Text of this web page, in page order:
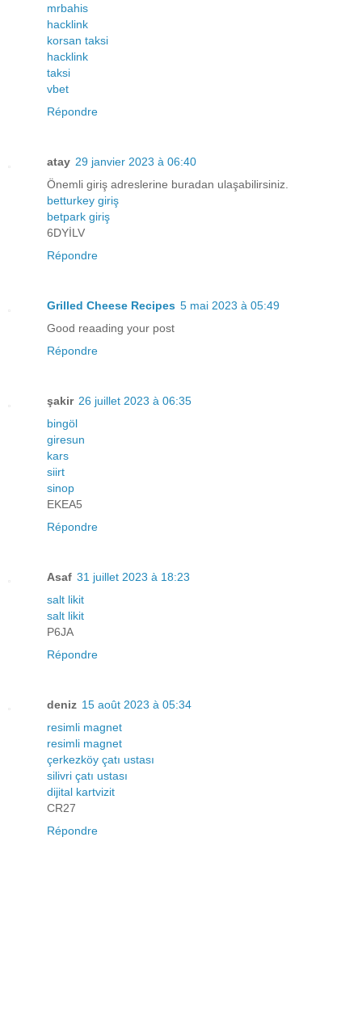
mrbahis
hacklink
korsan taksi
hacklink
taksi
vbet
Répondre
atay 29 janvier 2023 à 06:40
Önemli giriş adreslerine buradan ulaşabilirsiniz.
betturkey giriş
betpark giriş
6DYİLV
Répondre
Grilled Cheese Recipes 5 mai 2023 à 05:49
Good reaading your post
Répondre
şakir 26 juillet 2023 à 06:35
bingöl
giresun
kars
siirt
sinop
EKEA5
Répondre
Asaf 31 juillet 2023 à 18:23
salt likit
salt likit
P6JA
Répondre
deniz 15 août 2023 à 05:34
resimli magnet
resimli magnet
çerkezköy çatı ustası
silivri çatı ustası
dijital kartvizit
CR27
Répondre